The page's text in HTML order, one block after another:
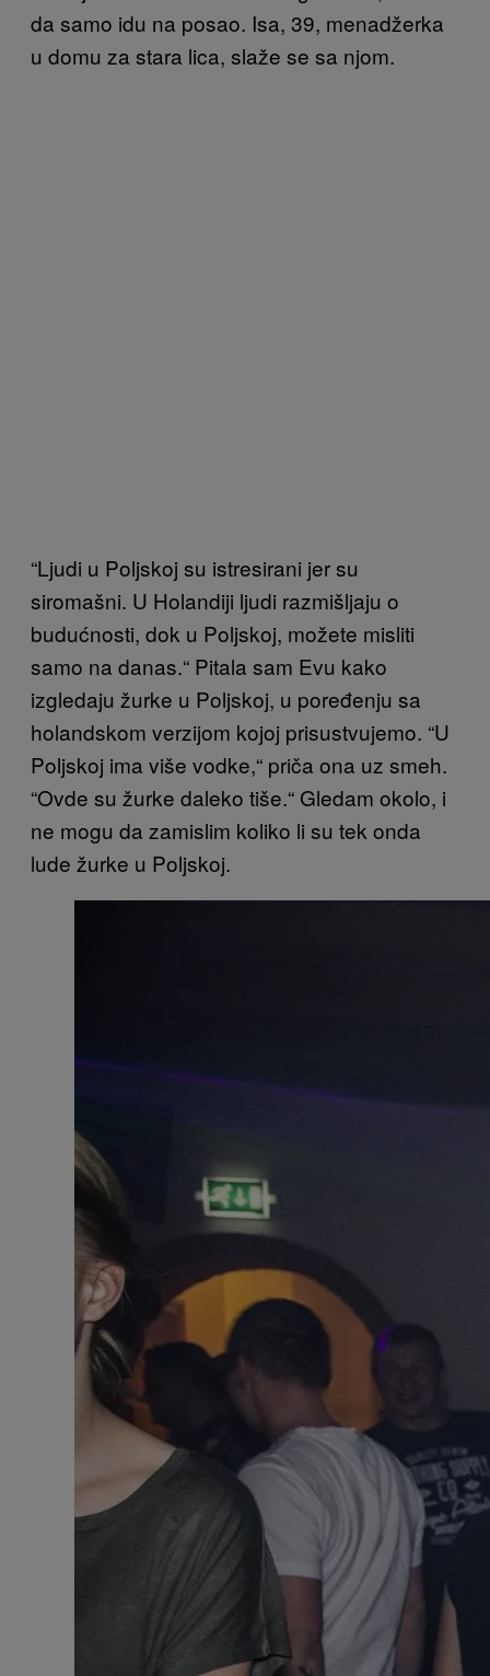
da samo idu na posao. Isa, 39, menadžerka
u domu za stara lica, slaže se sa njom.
“Ljudi u Poljskoj su istresirani jer su
siromašni. U Holandiji ljudi razmišljaju o
budućnosti, dok u Poljskoj, možete misliti
samo na danas.“ Pitala sam Evu kako
izgledaju žurke u Poljskoj, u poređenju sa
holandskom verzijom kojoj prisustvujemo. “U
Poljskoj ima više vodke,“ priča ona uz smeh.
“Ovde su žurke daleko tiše.“ Gledam okolo, i
ne mogu da zamislim koliko li su tek onda
lude žurke u Poljskoj.